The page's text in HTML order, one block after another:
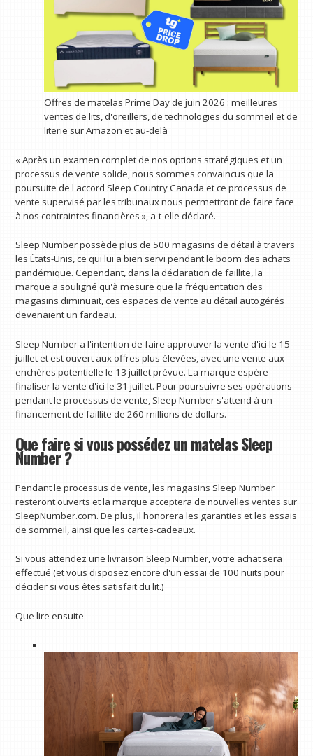
Offres de matelas Prime Day de juin 2026 : meilleures
ventes de lits, d'oreillers, de technologies du sommeil et de
literie sur Amazon et au-delà
« Après un examen complet de nos options stratégiques et un
processus de vente solide, nous sommes convaincus que la
poursuite de l'accord Sleep Country Canada et ce processus de
vente supervisé par les tribunaux nous permettront de faire face
à nos contraintes financières », a-t-elle déclaré.
Sleep Number possède plus de 500 magasins de détail à travers
les États-Unis, ce qui lui a bien servi pendant le boom des achats
pandémique. Cependant, dans la déclaration de faillite, la
marque a souligné qu'à mesure que la fréquentation des
magasins diminuait, ces espaces de vente au détail autogérés
devenaient un fardeau.
Sleep Number a l'intention de faire approuver la vente d'ici le 15
juillet et est ouvert aux offres plus élevées, avec une vente aux
enchères potentielle le 13 juillet prévue. La marque espère
finaliser la vente d'ici le 31 juillet. Pour poursuivre ses opérations
pendant le processus de vente, Sleep Number s'attend à un
financement de faillite de 260 millions de dollars.
Que faire si vous possédez un matelas Sleep
Number ?
Pendant le processus de vente, les magasins Sleep Number
resteront ouverts et la marque acceptera de nouvelles ventes sur
SleepNumber.com. De plus, il honorera les garanties et les essais
de sommeil, ainsi que les cartes-cadeaux.
Si vous attendez une livraison Sleep Number, votre achat sera
effectué (et vous disposez encore d'un essai de 100 nuits pour
décider si vous êtes satisfait du lit.)
Que lire ensuite